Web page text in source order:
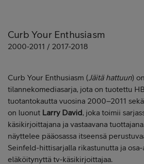
Curb Your Enthusiasm
2000-2011 / 2017-2018
Curb Your Enthusiasm (Jäitä hattuun)
tilannekomediasarja, jota on tuotettu
tuotantokautta vuosina 2000–2011
on luonut Larry David, joka toimii
käsikirjoittajana ja vastaavana
näyttelee pääosassa itseensä
Seinfeld-hittisarjalla rikastunutta ja osa-
eläköitynyttä tv-käsikirjoittajaa.